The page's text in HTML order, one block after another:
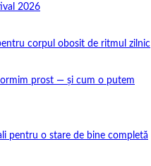
2026
corpul obosit de ritmul zilnic
prost — și cum o putem
pentru o stare de bine completă